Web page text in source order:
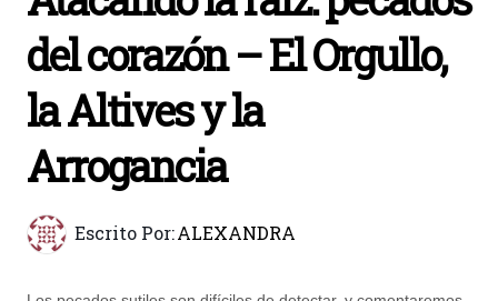
del corazón – El Orgullo,
la Altives y la
Arrogancia
Escrito Por:ALEXANDRA